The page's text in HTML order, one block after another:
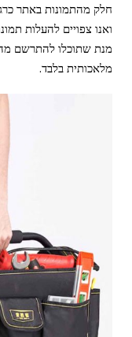
חלק מהתמונות באתר
ואנו צפויים להעלות
מנת שתוכלו להתרשם
מלאכותית בלבד.